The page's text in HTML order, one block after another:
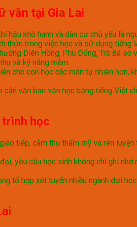
văn tại Gia Lai
hậu khô hanh và dân cư chủ yếu là
thức trong việc học và sử dụng tiếng
Diên Hồng, Phù Đổng, Trà Bá
và kỹ năng mềm.
cho con học các môn tự nhiên
văn bản văn học bằng tiếng Việt
học
tiếp, cảm thụ thẩm mỹ và rèn
yêu cầu học sinh không chỉ ghi
tổ hợp xét tuyển nhiều ngành đại